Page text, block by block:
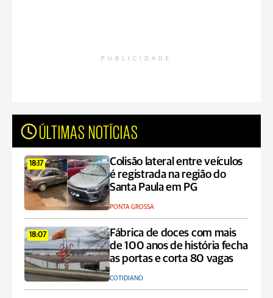
PUBLICIDADE
ÚLTIMAS NOTÍCIAS
18:17
Colisão lateral entre veículos
é registrada na região do
Santa Paula em PG
PONTA GROSSA
18:07
Fábrica de doces com mais
de 100 anos de história fecha
as portas e corta 80 vagas
COTIDIANO